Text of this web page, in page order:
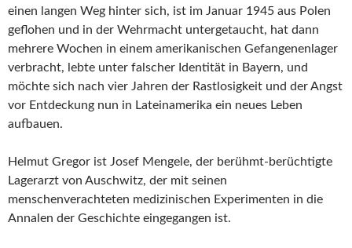
einen langen Weg hinter sich, ist im Januar 1945 aus Polen
geflohen und in der Wehrmacht untergetaucht, hat dann
mehrere Wochen in einem amerikanischen Gefangenenlager
verbracht, lebte unter falscher Identität in Bayern, und
möchte sich nach vier Jahren der Rastlosigkeit und der Angst
vor Entdeckung nun in Lateinamerika ein neues Leben
aufbauen.
Helmut Gregor ist Josef Mengele, der berühmt-berüchtigte
Lagerarzt von Auschwitz, der mit seinen
menschenverachteten medizinischen Experimenten in die
Annalen der Geschichte eingegangen ist.